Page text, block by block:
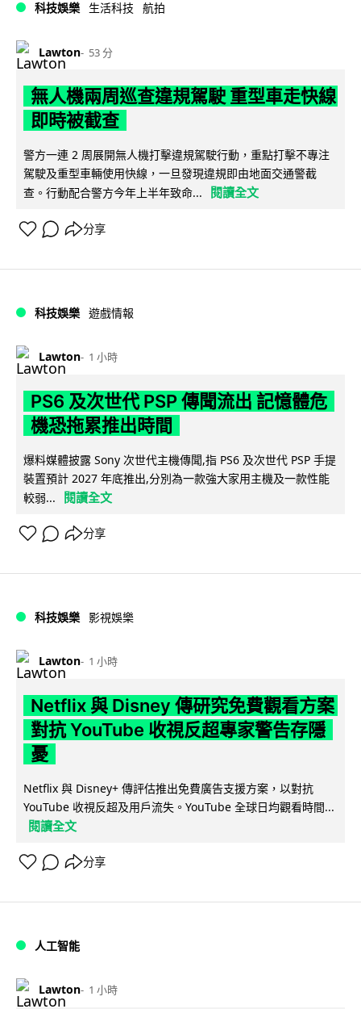
科技娛樂 生活科技 航拍
Lawton 53 分
無人機兩周巡查違規駕駛 重型車走快線
即時被截查
警方一連 2 周展開無人機打擊違規駕駛行動，重點打擊不專注
駕駛及重型車輛使用快線，一旦發現違規即由地面交通警截
查。行動配合警方今年上半年致命...
閱讀全文
分享
科技娛樂 遊戲情報
Lawton 1 小時
PS6 及次世代 PSP 傳聞流出 記憶體危
機恐拖累推出時間
爆料媒體披露 Sony 次世代主機傳聞,指 PS6 及次世代 PSP 手提
裝置預計 2027 年底推出,分別為一款強大家用主機及一款性能
較弱...
閱讀全文
分享
科技娛樂 影視娛樂
Lawton 1 小時
Netflix 與 Disney 傳研究免費觀看方案
對抗 YouTube 收視反超專家警告存隱
憂
Netflix 與 Disney+ 傳評估推出免費廣告支援方案，以對抗
YouTube 收視反超及用戶流失。YouTube 全球日均觀看時間...
閱讀全文
分享
人工智能
Lawton 1 小時